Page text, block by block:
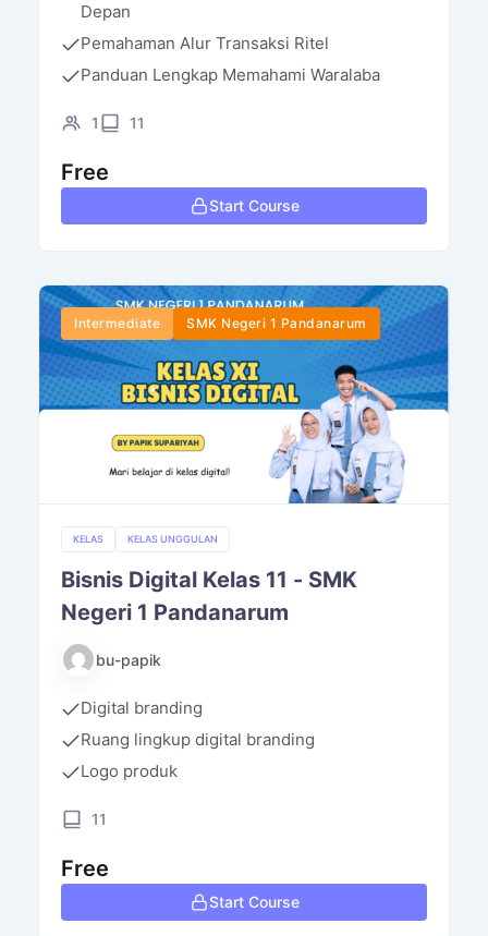
Depan
Pemahaman Alur Transaksi Ritel
Panduan Lengkap Memahami Waralaba
1 11
Free
Start Course
Intermediate SMK Negeri 1 Pandanarum
KELAS KELAS UNGGULAN
Bisnis Digital Kelas 11 - SMK
Negeri 1 Pandanarum
bu-papik
Digital branding
Ruang lingkup digital branding
Logo produk
11
Free
Start Course